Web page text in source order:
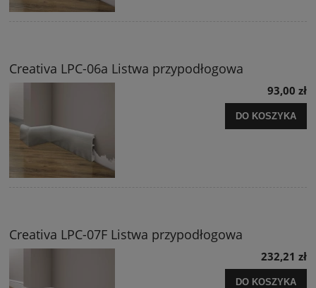
Creativa LPC-06a Listwa przypodłogowa
93,00 zł
DO KOSZYKA
Creativa LPC-07F Listwa przypodłogowa
232,21 zł
DO KOSZYKA